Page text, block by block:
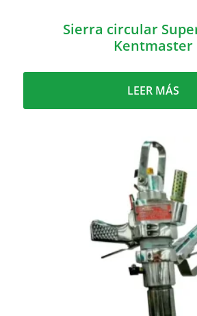
Sierra circular
Kentmaster
LEER MÁS